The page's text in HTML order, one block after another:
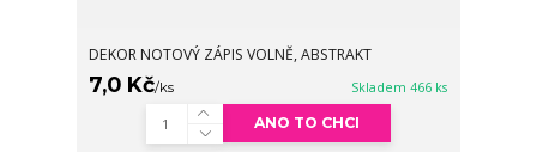
DEKOR NOTOVÝ ZÁPIS VOLNĚ, ABSTRAKT
7,0 Kč/ks Skladem 466 ks
ANO TO CHCI